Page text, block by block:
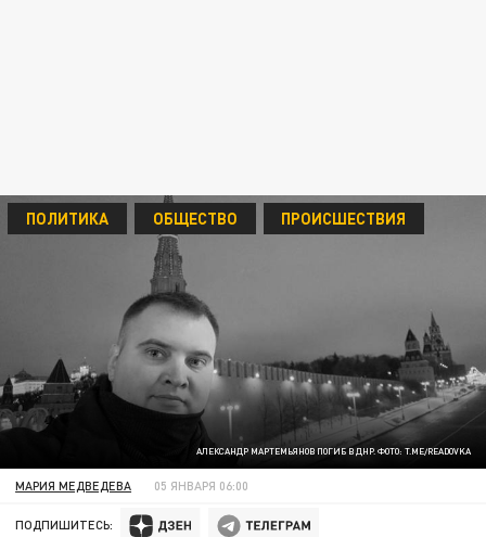
АЛЕКСАНДР МАРТЕМЬЯНОВ ПОГИБ В ДНР. ФОТО: T.ME/READOVKA
ПОЛИТИКА ОБЩЕСТВО ПРОИСШЕСТВИЯ
МАРИЯ МЕДВЕДЕВА 05 ЯНВАРЯ 06:00
ПОДПИШИТЕСЬ: